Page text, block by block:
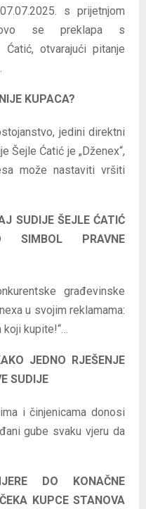
s prijetnjom
se preklapa s
otvarajući pitanje
KUPACA?
jedini direktni
Šejle Ćatić je „Dženex“,
može nastaviti vršiti
SUDIJE ŠEJLE ĆATIĆ
SIMBOL PRAVNE
građevinske
u svojim reklamama:
kupite!“…
JEDNO RJEŠENJE
SUDIJE
i činjenicama donosi
gube svaku vjeru da
DO KONAČNE
KUPCE STANOVA